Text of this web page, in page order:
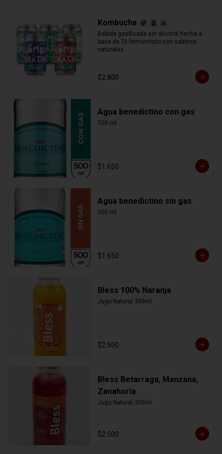
Kombucha
Bebida gasificada sin alcohol hecha a
base de Té fermentado con sabores
naturales.
$2.800
Agua benedictino con gas
500 ml.
$1.650
Agua benedictino sin gas
500 ml.
$1.650
Bless 100% Naranja
Jugo Natural 300ml
$2.500
Bless Betarraga, Manzana,
Zanahoria
Jugo Natural 300ml
$2.500